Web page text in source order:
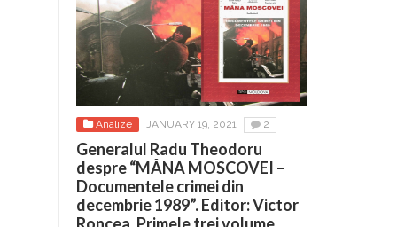
Analize JANUARY 19, 2021 2
Generalul Radu Theodoru
despre “MÂNA MOSCOVEI –
Documentele crimei din
decembrie 1989”. Editor: Victor